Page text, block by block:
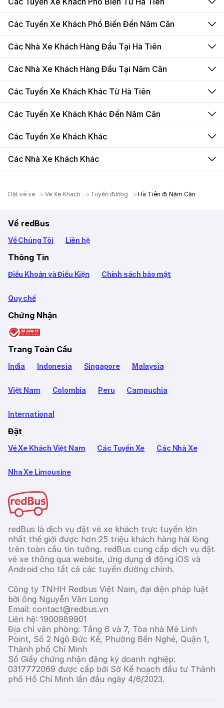
Các Tuyến Xe Khách Phổ Biến Đến Năm Căn
Các Nhà Xe Khách Hàng Đầu Tại Hà Tiên
Các Nhà Xe Khách Hàng Đầu Tại Năm Căn
Các Tuyến Xe Khách Khác Từ Hà Tiên
Các Tuyến Xe Khách Khác Đến Năm Căn
Các Tuyến Xe Khách Khác
Các Nhà Xe Khách Khác
Dặt vé xe ＞Ve Xe Khach ＞ Tuyến đường ＞Hà Tiên đi Năm Căn
Về redBus
Về Chúng Tôi Liên hệ
Thông Tin
Điều Khoản và Điều Kiện Chính sách bảo mật
Quy chế
Chứng Nhận
Trang Toàn Cầu
India Indonesia Singapore Malaysia
Việt Nam Colombia Peru Campuchia
International
Đặt
Vé Xe Khách Việt Nam Các Tuyến Xe Các Nhà Xe
Nha Xe Limousine
redBus là dịch vụ đặt vé xe khách trực tuyến lớn
nhất thế giới được hơn 25 triệu khách hàng hài lòng
trên toàn cầu tin tưởng. redBus cung cấp dịch vụ đặt
vé xe thông qua website, ứng dụng di động iOS và
Android cho tất cả các tuyến đường chính.
Công ty TNHH Redbus Việt Nam, đại diện pháp luật
bởi ông Nguyễn Văn Long
Email: contact@redbus.vn
Liên hệ: 1900989901
Địa chỉ văn phòng: Tầng 6 và 7, Tòa nhà Mê Linh
Point, Số 2 Ngô Đức Kế, Phường Bến Nghé, Quận 1,
Thành phố Chí Minh
Số Giấy chứng nhận đăng ký doanh nghiệp:
0317772069 được cấp bởi Sở Kế hoạch đầu tư Thành
phố Hồ Chí Minh lần đầu ngày 4/6/2023.